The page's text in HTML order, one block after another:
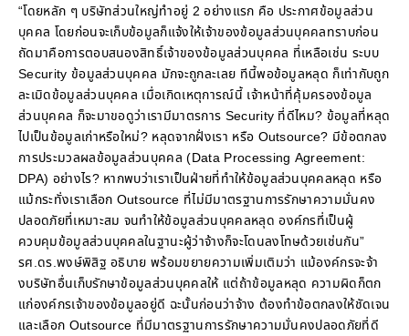
“โดยหลัก ๆ บริษัทส่วนใหญ่ทำอยู่ 2 อย่างแรก คือ ประกาศข้อมูลส่วน
บุคคล โดยก่อนจะเก็บข้อมูลก็แจ้งให้เจ้าของข้อมูลส่วนบุคคลทราบก่อน
ถัดมาคือการตอบสนองสิทธิ์เจ้าของข้อมูลส่วนบุคคล ที่เหลือเช่น ระบบ
Security ข้อมูลส่วนบุคคล มักจะถูกละเลย ทีนี้พอข้อมูลหลุด ก็เท่ากับถูก
ละเมิดข้อมูลส่วนบุคคล เมื่อเกิดเหตุการณ์นี้ เจ้าหน้าที่คุ้มครองข้อมูล
ส่วนบุคคล ก็จะมาขอดูว่าเรามีมาตรการ Security ที่ดีไหม? ข้อมูลที่หลุด
ไปเป็นข้อมูลเก่าหรือใหม่? หลุดจากฝั่งเรา หรือ Outsource? มีข้อตกลง
การประมวลผลข้อมูลส่วนบุคคล (Data Processing Agreement:
DPA) อย่างไร? หากพบว่าเราเป็นฝ่ายที่ทำให้ข้อมูลส่วนบุคคลหลุด หรือ
แม้กระทั่งเราเลือก Outsource ที่ไม่มีมาตรฐานการรักษาความมั่นคง
ปลอดภัยที่เหมาะสม จนทำให้ข้อมูลส่วนบุคคลหลุด องค์กรที่เป็นผู้
ควบคุมข้อมูลส่วนบุคคลในฐานะผู้ว่าจ้างก็จะโดนลงโทษด้วยเช่นกัน”
รศ.ดร.พงษ์พิสิฐ อธิบาย พร้อมขยายความเพิ่มเติมว่า แม้องค์กรจะจ้า
งบริษัทอื่นเก็บรักษาข้อมูลส่วนบุคคลให้ แต่ถ้าข้อมูลหลุด ความผิดก็ตก
แก่องค์กรเจ้าของข้อมูลอยู่ดี ฉะนั้นก่อนว่าจ้าง ต้องทำข้อตกลงให้ชัดเจน
และเลือก Outsource ที่มีมาตรฐานการรักษาความมั่นคงปลอดภัยที่ดี